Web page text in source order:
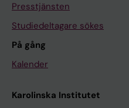
Presstjänsten
Studiedeltagare sökes
På gång
Kalender
Karolinska Institutet